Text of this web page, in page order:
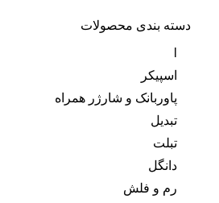
دسته بندی محصولات
اسپیکر
پاوربانک و شارژر همراه
تبدیل
تبلت
دانگل
رم و فلش